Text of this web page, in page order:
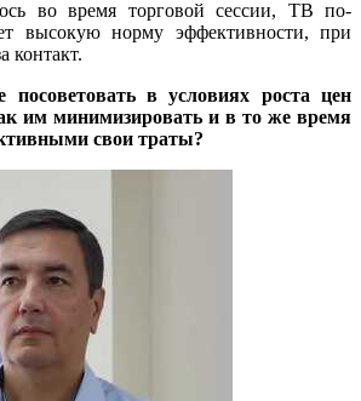
во время торговой сессии, ТВ по-
высокую норму эффективности, при
контакт.
в условиях роста цен
им минимизировать и в то же время
свои траты?